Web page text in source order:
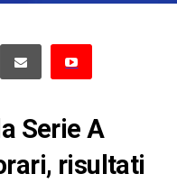
Serie A
risultati